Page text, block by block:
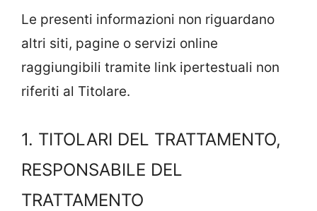
Le presenti informazioni non riguardano
altri siti, pagine o servizi online
raggiungibili tramite link ipertestuali non
riferiti al Titolare.
1. TITOLARI DEL TRATTAMENTO,
RESPONSABILE DEL
TRATTAMENTO